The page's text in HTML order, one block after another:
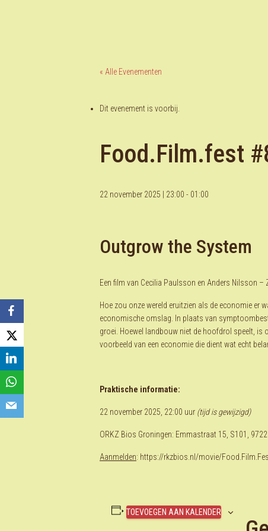
« Alle Evenementen
Dit evenement is voorbij.
Food.Film.fest
22 november 2025 | 23:00 - 01:00
Outgrow the System
Een film van Cecilia Paulsson en Anders Nilsson –
Hoe zou onze wereld eruitzien als de economie er
economische omslag. In plaats van
groei. Hoewel landbouw niet de hoofdrol speelt, is
voorbeeld van een economie die dient wat echt
Praktische informatie:
22 november 2025, 22:00 uur (tijd is gewijzigd)
ORKZ Bios Groningen: Emmastraat 15, S101,
Aanmelden: https://rkzbios.nl/movie/
TOEVOEGEN AAN KALENDER